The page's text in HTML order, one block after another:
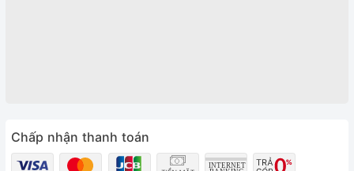
Chấp nhận thanh toán